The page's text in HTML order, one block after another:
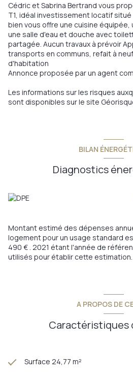
Cédric et Sabrina Bertrand vous
T1, idéal investissement locatif situé
bien vous offre une cuisine équipée,
une salle d'eau et douche avec
partagée. Aucun travaux à prévoir
transports en communs, refait à
d'habitation
Annonce proposée par un agent
Les informations sur les risques
sont disponibles sur le site
BILAN
Diagnostics
Montant estimé des dépenses
logement pour un usage standard
490 € . 2021 étant l'année de
utilisés pour établir cette estimation.
A PROPOS DE
Caractéristiques
Surface 24,77 m²